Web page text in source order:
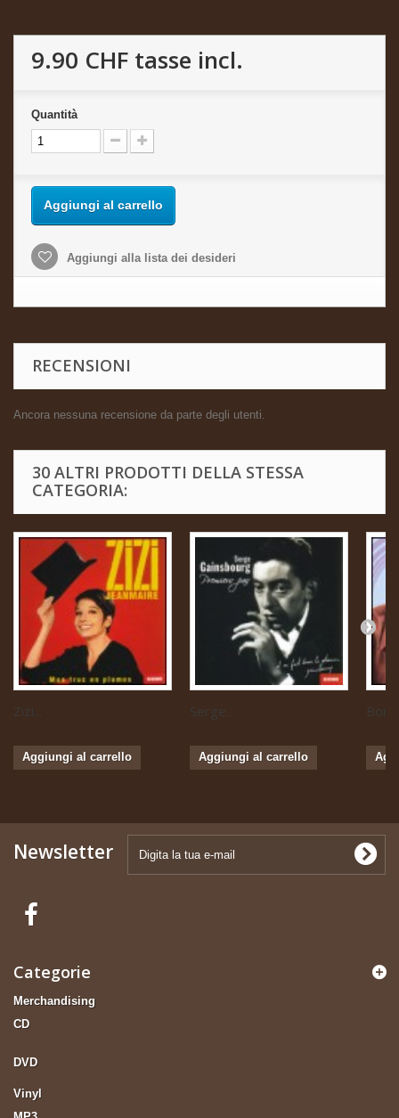
9.90 CHF tasse incl.
Quantità
Aggiungi al carrello
Aggiungi alla lista dei desideri
RECENSIONI
Ancora nessuna recensione da parte degli utenti.
30 ALTRI PRODOTTI DELLA STESSA
CATEGORIA:
Zizi...
Aggiungi al carrello
Serge...
Aggiungi al carrello
Newsletter
Categorie
Merchandising
CD
DVD
Vinyl